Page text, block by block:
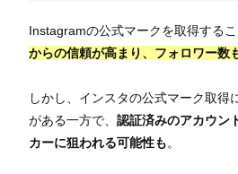
Instagramの公式マークを取得するこ
からの信頼が高まり、フォロワー数
しかし、インスタの公式マーク取得
がある一方で、 認証済みのアカウン
カーに狙われる可能性も。